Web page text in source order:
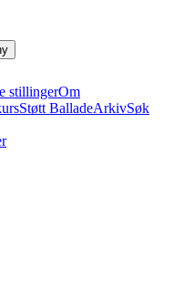
stillingerOm
Støtt BalladeArkivSøk